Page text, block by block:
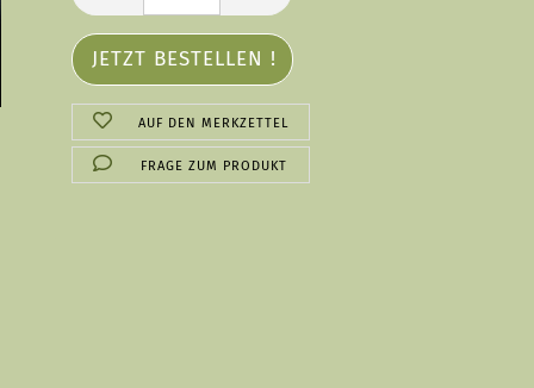
AUF DEN MERKZETTEL
FRAGE ZUM PRODUKT